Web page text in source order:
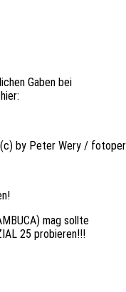
Gaben bei
by Peter Wery /
mag sollte
25 probieren!!!